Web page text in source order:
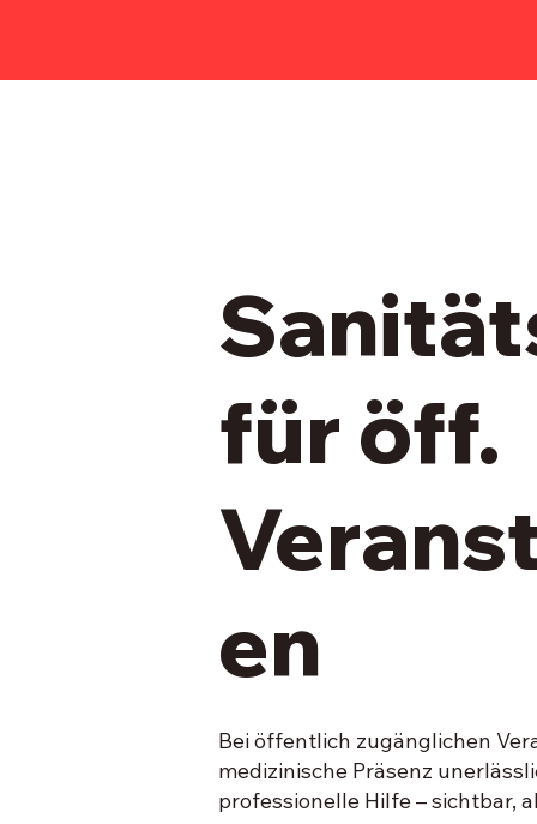
für öff.
en
Bei öffentlich zugänglichen
medizinische Präsenz
professionelle Hilfe – sichtbar,